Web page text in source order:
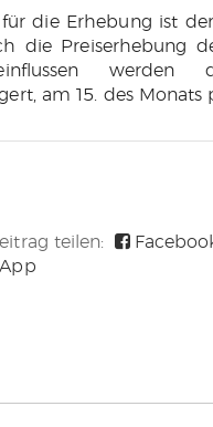
die Erhebung ist der
die Preiserhebung
werden
am 15. des Monats
teilen: